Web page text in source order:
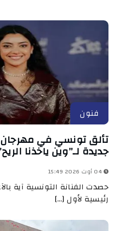
فنون
تألق تونسي في مهرجان
جديدة لـ”وين ياخذنا
حصدت الفنانة التونسية آية
رئيسية لأول […]